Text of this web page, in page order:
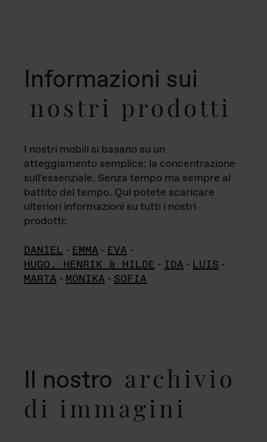
Informazioni sui
nostri prodotti
I nostri mobili si basano su un
atteggiamento semplice: la concentrazione
sull'essenziale. Senza tempo ma sempre al
battito del tempo. Qui potete scaricare
ulteriori informazioni su tutti i nostri
prodotti:
DANIEL - EMMA - EVA -
HUGO, HENRIK & HILDE - IDA - LUIS -
MARTA - MONIKA - SOFIA
Il nostro archivio
di immagini